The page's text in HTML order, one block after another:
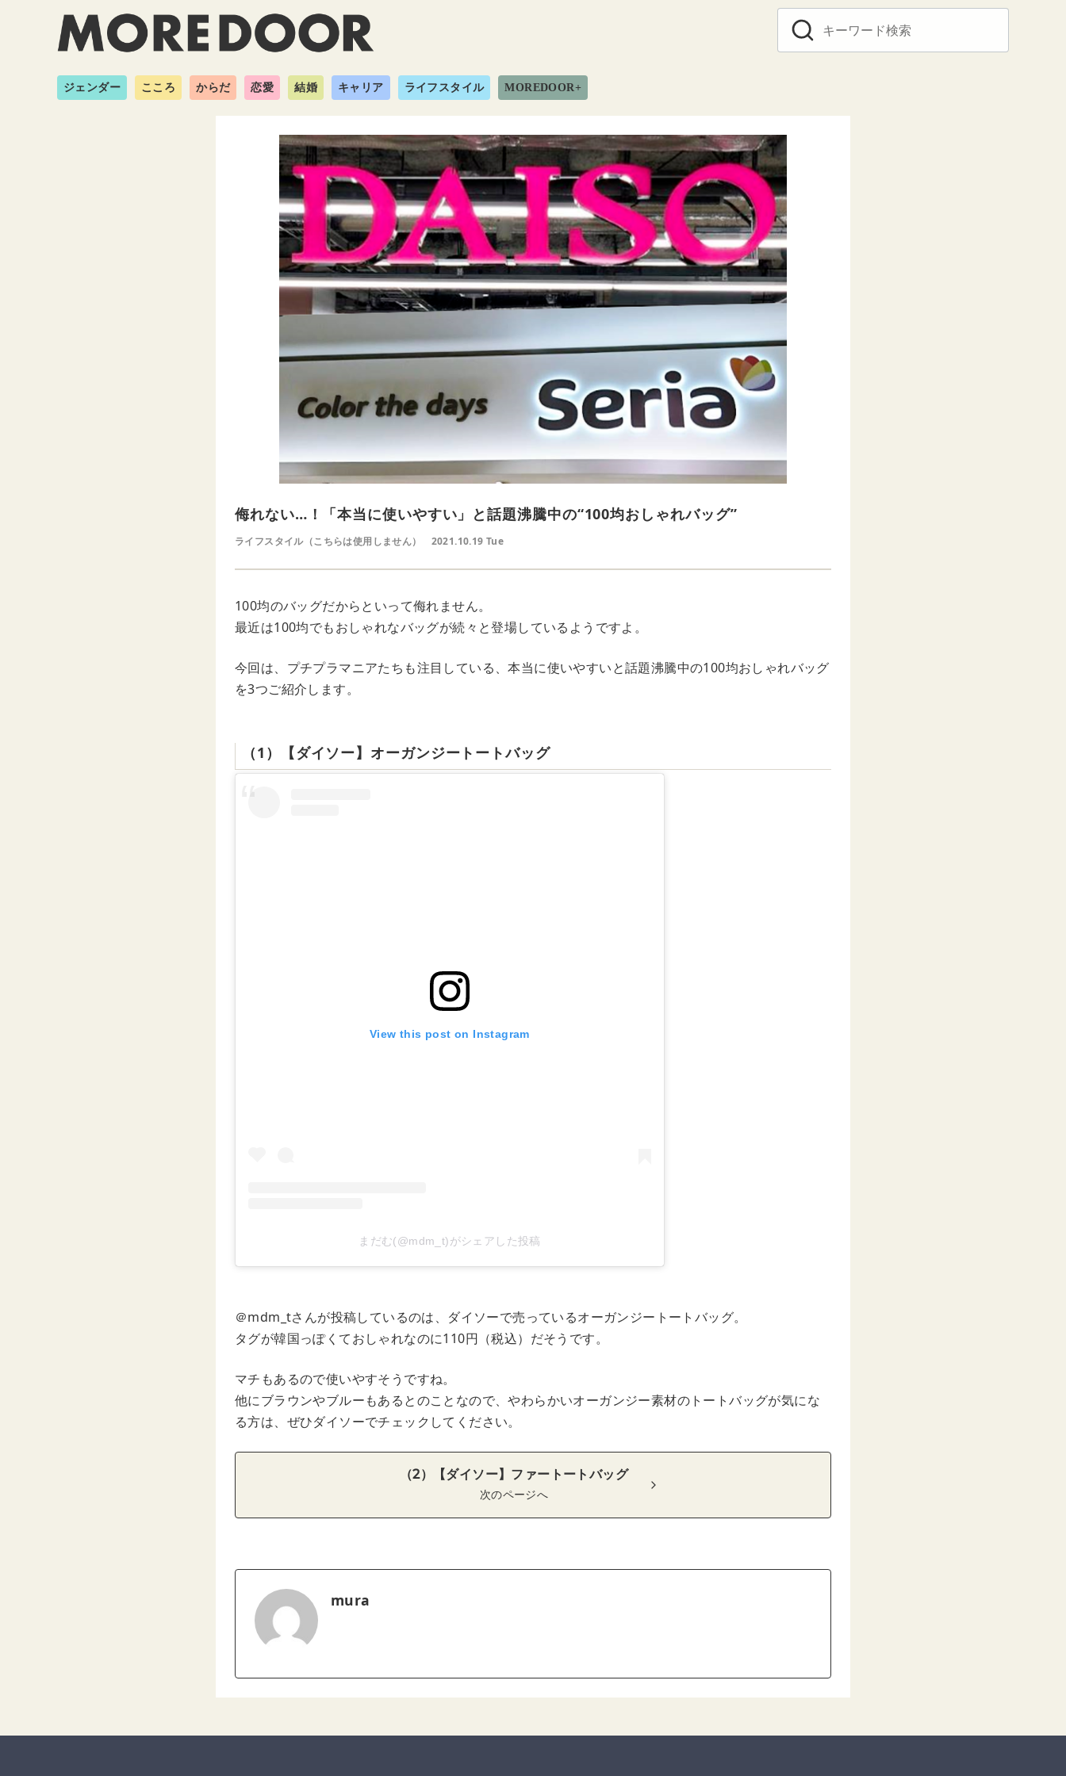
ジェンダー こころ からだ 恋愛 結婚 キャリア ライフスタイル MOREDOOR+
侮れない…！「本当に使いやすい」と話題沸騰中の“100均おしゃれバッグ”
ライフスタイル（こちらは使用しません） 2021.10.19 Tue
100均のバッグだからといって侮れません。
最近は100均でもおしゃれなバッグが続々と登場しているようですよ。
今回は、プチプラマニアたちも注目している、本当に使いやすいと話題沸騰中の100均おしゃれバッグ
を3つご紹介します。
（1）【ダイソー】オーガンジートートバッグ
View this post on Instagram
まだむ(@mdm_t)がシェアした投稿
＠mdm_tさんが投稿しているのは、ダイソーで売っているオーガンジートートバッグ。
タグが韓国っぽくておしゃれなのに110円（税込）だそうです。
マチもあるので使いやすそうですね。
他にブラウンやブルーもあるとのことなので、やわらかいオーガンジー素材のトートバッグが気にな
る方は、ぜひダイソーでチェックしてください。
（2）【ダイソー】ファートートバッグ
次のページへ
mura